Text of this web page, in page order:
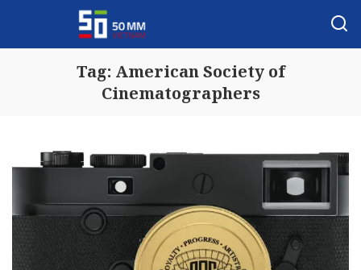
Tag: American Society of
Cinematographers